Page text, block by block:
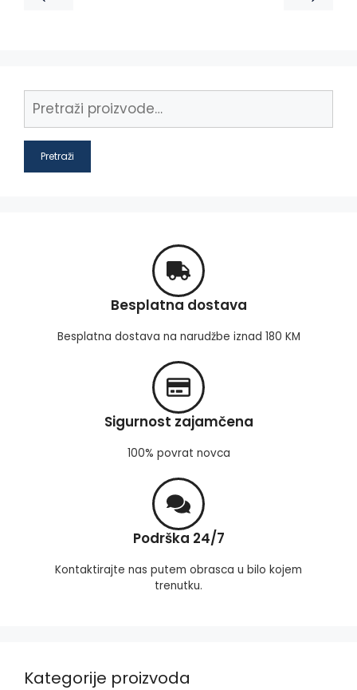
Pretraži
Besplatna dostava
Besplatna dostava na narudžbe iznad 180 KM
Sigurnost zajamčena
100% povrat novca
Podrška 24/7
Kontaktirajte nas putem obrasca u bilo kojem
trenutku.
Kategorije proizvoda